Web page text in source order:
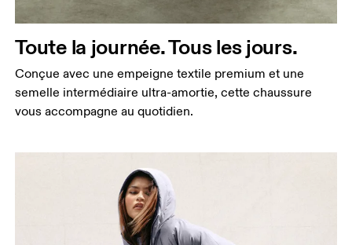
Toute la journée. Tous les jours.
Conçue avec une empeigne textile premium et une
semelle intermédiaire ultra-amortie, cette chaussure
vous accompagne au quotidien.